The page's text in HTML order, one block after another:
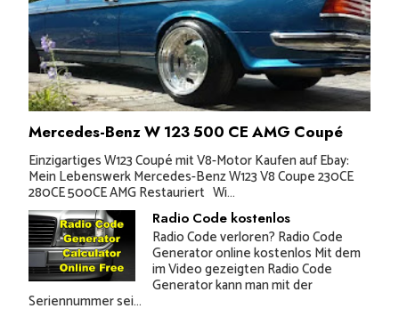
Mercedes-Benz W 123 500 CE AMG Coupé
Einzigartiges W123 Coupé mit V8-Motor Kaufen auf Ebay:
Mein Lebenswerk Mercedes-Benz W123 V8 Coupe 230CE
280CE 500CE AMG Restauriert Wi...
Radio Code kostenlos
Radio Code verloren? Radio Code
Generator online kostenlos Mit dem
im Video gezeigten Radio Code
Generator kann man mit der
Seriennummer sei...